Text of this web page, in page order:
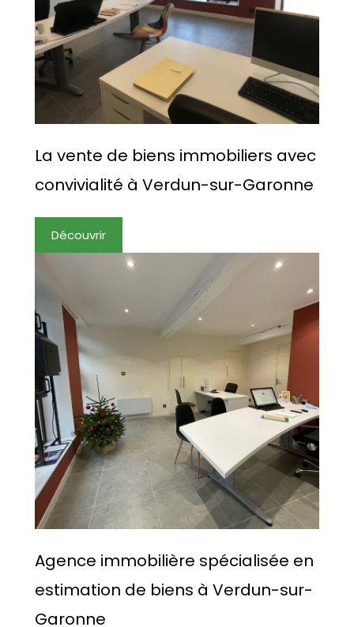
La vente de biens immobiliers avec
convivialité à Verdun-sur-Garonne
Découvrir
Agence immobilière spécialisée en
estimation de biens à Verdun-sur-
Garonne